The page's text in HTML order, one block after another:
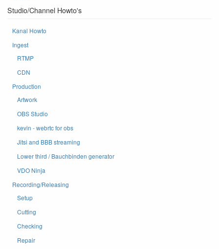
Studio/Channel Howto's
Kanal Howto
Ingest
RTMP
CDN
Production
Artwork
OBS Studio
kevin - webrtc for obs
Jitsi and BBB streaming
Lower third / Bauchbinden generator
VDO Ninja
Recording/Releasing
Setup
Cutting
Checking
Repair